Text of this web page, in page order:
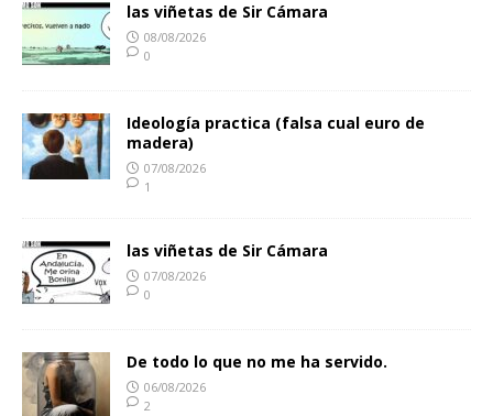
las viñetas de Sir Cámara
08/08/2026
0
Ideología practica (falsa cual euro de
madera)
07/08/2026
1
las viñetas de Sir Cámara
07/08/2026
0
De todo lo que no me ha servido.
06/08/2026
2